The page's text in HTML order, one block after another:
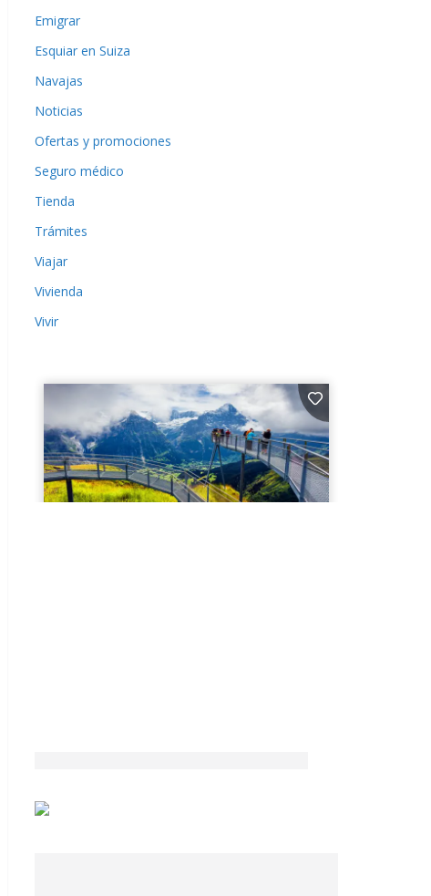
Emigrar
Esquiar en Suiza
Navajas
Noticias
Ofertas y promociones
Seguro médico
Tienda
Trámites
Viajar
Vivienda
Vivir